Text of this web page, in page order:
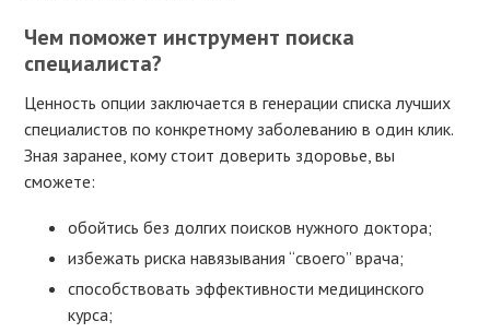
Чем поможет инструмент поиска
специалиста?
Ценность опции заключается в генерации списка лучших
специалистов по конкретному заболеванию в один клик.
Зная заранее, кому стоит доверить здоровье, вы
сможете:
обойтись без долгих поисков нужного доктора;
избежать риска навязывания “своего” врача;
способствовать эффективности медицинского
курса;